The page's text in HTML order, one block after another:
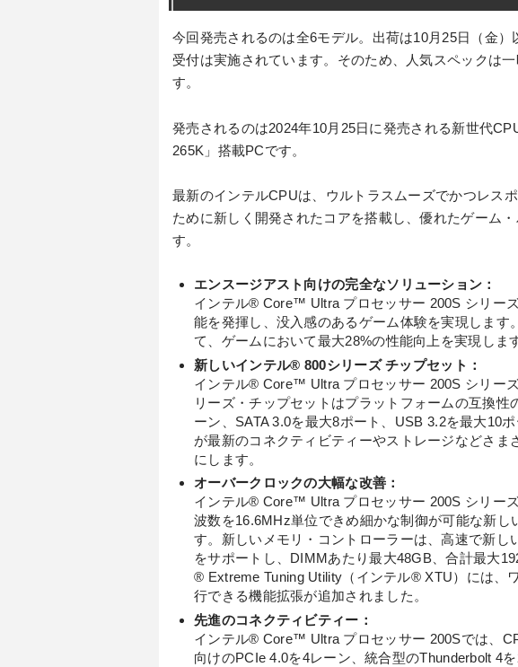
今回発売されるのは全6モデル。出荷は10月25日（金
受付は実施されています。そのため、人気スペックは
す。
発売されるのは2024年10月25日に発売される新世代
265K」搭載PCです。
最新のインテルCPUは、ウルトラスムーズでかつレス
ために新しく開発されたコアを搭載し、優れたゲーム
す。
エンスージアスト向けの完全なソリューション：
インテル® Core™ Ultra プロセッサー 200S シリー
能を発揮し、没入感のあるゲーム体験を実現します
て、ゲームにおいて最大28%の性能向上を実現しま
新しいインテル® 800シリーズ チップセット：
インテル® Core™ Ultra プロセッサー 200S シリー
リーズ・チップセットはプラットフォームの互換性
ーン、SATA 3.0を最大8ポート、USB 3.2を最大10
が最新のコネクティビティーやストレージなどさま
にします。
オーバークロックの大幅な改善：
インテル® Core™ Ultra プロセッサー 200S シリー
波数を16.6MHz単位できめ細かな制御が可能な新し
す。新しいメモリ・コントローラーは、高速で新
をサポートし、DIMMあたり最大48GB、合計最大
® Extreme Tuning Utility（インテル® XTU）には、
行できる機能拡張が追加されました。
先進のコネクティビティー：
インテル® Core™ Ultra プロセッサー 200Sでは、
向けのPCIe 4.0を4レーン、統合型のThunderbolt 4